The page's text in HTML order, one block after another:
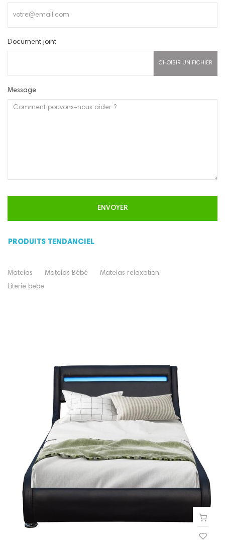
Document joint
CHOISIR UN FICHIER
Message
PRODUITS TENDANCIEL
Matelas Matelas Bébé
Matelas relaxation
Literie bebe